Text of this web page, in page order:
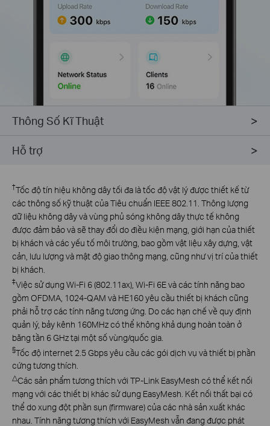
Thông Số Kĩ Thuật
Hỗ trợ
†Tốc độ tín hiệu không dây tối đa là tốc độ vật lý được thiết kế từ
các thông số kỹ thuật của Tiêu chuẩn IEEE 802.11. Thông lượng
dữ liệu không dây và vùng phủ sóng không dây thực tế không
được đảm bảo và sẽ thay đổi do điều kiện mạng, giới hạn của thiết
bị khách và các yếu tố môi trường, bao gồm vật liệu xây dựng, vật
cản, lưu lượng và mật độ giao thông mạng, cũng như vị trí của thiết
bị khách.
‡Việc sử dụng Wi-Fi 6 (802.11ax), Wi-Fi 6E và các tính năng bao
gồm OFDMA, 1024-QAM và HE160 yêu cầu thiết bị khách cũng
phải hỗ trợ các tính năng tương ứng. Do các hạn chế về quy định
quản lý, bảy kênh 160MHz có thể không khả dụng hoàn toàn ở
băng tần 6 GHz tại một số vùng/quốc gia.
§Tốc độ internet 2.5 Gbps yêu cầu các gói dịch vụ và thiết bị phần
cứng tương thích.
△Các sản phẩm tương thích với TP-Link EasyMesh có thể kết nối
mạng với các thiết bị khác sử dụng EasyMesh. Kết nối thất bại có
thể do xung đột phần sụn (firmware) của các nhà sản xuất khác
nhau. Tính năng tương thích với EasyMesh vẫn đang được phát